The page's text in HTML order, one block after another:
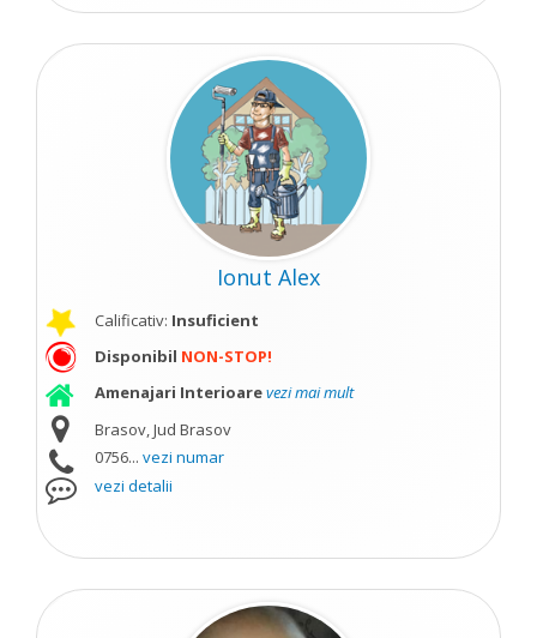
Ionut Alex
Calificativ: Insuficient
Disponibil NON-STOP!
Amenajari Interioarevezi mai mult
Brasov, Jud Brasov
0756... vezi numar
vezi detalii